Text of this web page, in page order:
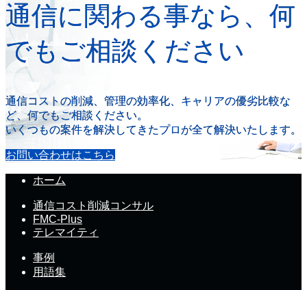
通信に関わる事なら、何
でもご相談ください
通信コストの削減、管理の効率化、キャリアの優劣比較な
ど、何でもご相談ください。
いくつもの案件を解決してきたプロが全て解決いたします。
お問い合わせはこちら
ホーム
通信コスト削減コンサル
FMC-Plus
テレマイティ
事例
用語集